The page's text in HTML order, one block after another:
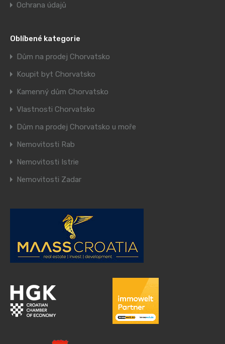
Ochrana údajů
Oblíbené kategorie
Dům na prodej Chorvatsko
Koupit byt Chorvatsko
Kamenný dům Chorvatsko
Vlastnosti Chorvatsko
Dům na prodej Chorvatsko u moře
Nemovitosti Rab
Nemovitosti Istrie
Nemovitosti Zadar